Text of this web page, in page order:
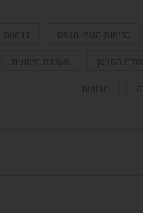
בריאות הגוף והנפש
מחלת הסרטן מערכת חיסונית
תרופות